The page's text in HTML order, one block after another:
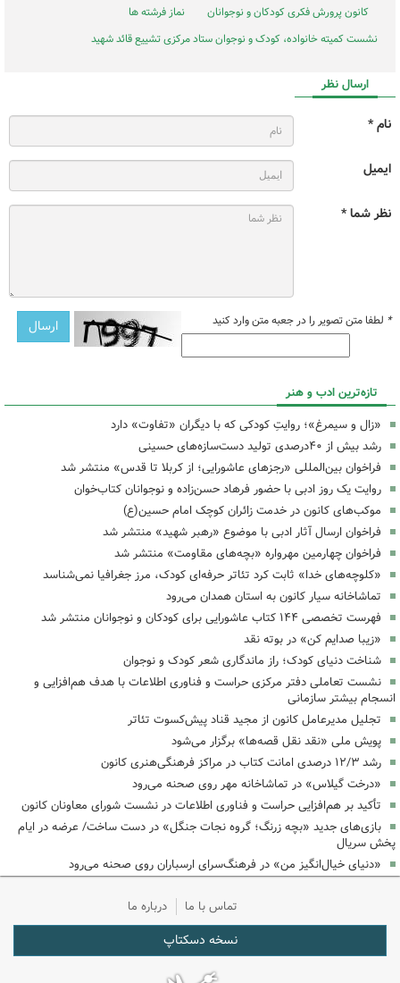
کانون پرورش فکری کودکان و نوجوانان
نماز فرشته ها
نشست کمیته خانواده، کودک و نوجوان ستاد مرکزی تشییع قائد شهید
ارسال نظر
نام *
ایمیل
نظر شما *
* لطفا متن تصویر را در جعبه متن وارد کنید
تازه‌ترین ادب و هنر
«زال و سیمرغ»؛ روایتِ کودکی که با دیگران «تفاوت» دارد
رشد بیش از ۴۰درصدی تولید دست‌سازه‌های حسینی
فراخوان بین‌المللی «رجزهای عاشورایی؛ از کربلا تا قدس» منتشر شد
روایت یک روز ادبی با حضور فرهاد حسن‌زاده و نوجوانان کتاب‌خوان
موکب‌های کانون در خدمت زائران کوچک امام حسین(ع)
فراخوان ارسال آثار ادبی با موضوع «رهبر شهید» منتشر شد
فراخوان چهارمین مهرواره «بچه‌های مقاومت» منتشر شد
«کلوچه‌های خدا» ثابت کرد تئاتر حرفه‌ای کودک، مرز جغرافیا نمی‌شناسد
تماشاخانه سیار کانون به استان همدان می‌رود
فهرست تخصصی ۱۴۴ کتاب عاشورایی برای کودکان و نوجوانان منتشر شد
«زیبا صدایم کن» در بوته نقد
شناخت دنیای کودک؛ راز ماندگاری شعر کودک و نوجوان
نشست تعاملی دفتر مرکزی حراست و فناوری اطلاعات با هدف هم‌افزایی و
انسجام بیشتر سازمانی
تجلیل مدیرعامل کانون از مجید قناد پیش‌کسوت تئاتر
پویش ملی «نقد نقل قصه‌ها» برگزار می‌شود
رشد ۱۲/۳ درصدی امانت کتاب در مراکز فرهنگی‌هنری کانون
«درخت گیلاس» در تماشاخانه مهر روی صحنه می‌رود
تأکید بر هم‌افزایی حراست و فناوری اطلاعات در نشست شورای معاونان کانون
بازی‌های جدید «بچه زرنگ؛ گروه نجات جنگل» در دست ساخت/ عرضه در ایام
پخش سریال
«دنیای خیال‌انگیز من» در فرهنگ‌سرای ارسباران روی صحنه می‌رود
تماس با ما درباره ما
نسخه دسکتاپ